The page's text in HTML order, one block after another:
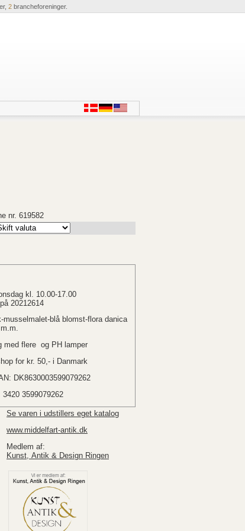
2brancheforeninger.
nr. 619582
kl. 10.00-17.00
20212614
blå blomst-flora danica
med flere og PH lamper
for kr. 50,- i Danmark
DK8630003599079262
3599079262
Se varen i udstillers eget katalog
www.middelfart-antik.dk
Medlem af:
Kunst, Antik & Design Ringen